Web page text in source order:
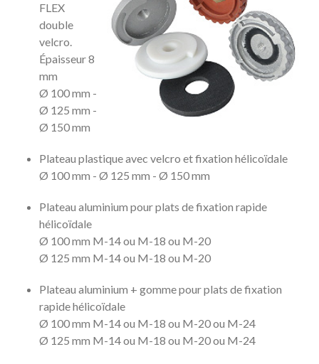
FLEX
double
velcro.
Épaisseur 8
mm
Ø 100 mm -
Ø 125 mm -
Ø 150 mm
Plateau plastique avec velcro et fixation hélicoïdale
Ø 100 mm - Ø 125 mm - Ø 150 mm
Plateau aluminium pour plats de fixation rapide
hélicoïdale
Ø 100 mm M-14 ou M-18 ou M-20
Ø 125 mm M-14 ou M-18 ou M-20
Plateau aluminium + gomme pour plats de fixation
rapide hélicoïdale
Ø 100 mm M-14 ou M-18 ou M-20 ou M-24
Ø 125 mm M-14 ou M-18 ou M-20 ou M-24